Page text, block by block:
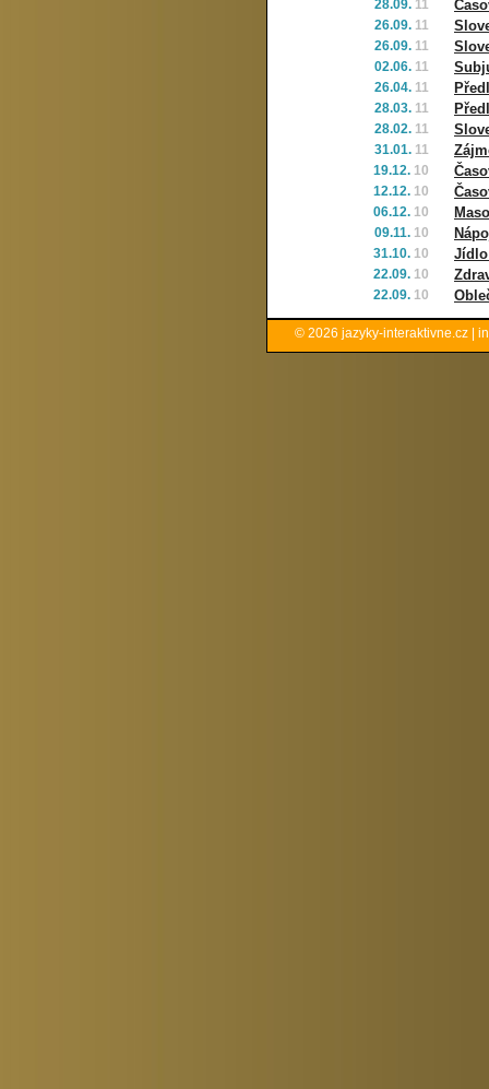
28.09. 11
26.09. 11
26.09. 11
02.06. 11
26.04. 11
28.03. 11
28.02. 11
31.01. 11
19.12. 10
12.12. 10
06.12. 10
09.11. 10
31.10. 10 Jídlo
22.09. 10
22.09. 10
© 2026 jazyky-interaktivne.cz